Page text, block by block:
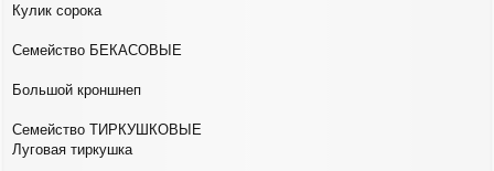
Кулик сорока
Семейство БЕКАСОВЫЕ
Большой кроншнеп
Семейство ТИРКУШКОВЫЕ
Луговая тиркушка